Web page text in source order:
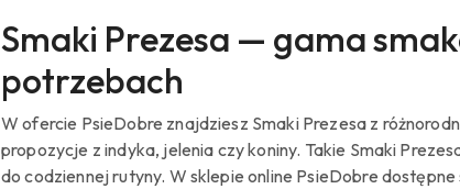
Smaki Prezesa — gama
potrzebach
W ofercie PsieDobre znajdziesz Smaki Prezesa z
propozycje z indyka, jelenia czy koniny. Takie Smaki
do codziennej rutyny. W sklepie online PsieDobre